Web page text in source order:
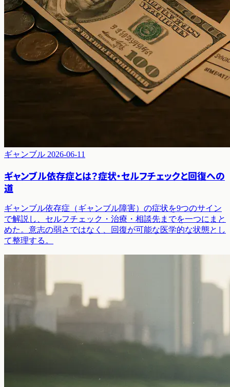
ギャンブル 2026-06-11
ギャンブル依存症とは？症状・セルフチェックと回復への
道
ギャンブル依存症（ギャンブル障害）の症状を9つのサイン
で解説し、セルフチェック・治療・相談先までを一つにまと
めた。意志の弱さではなく、回復が可能な医学的な状態とし
て整理する。